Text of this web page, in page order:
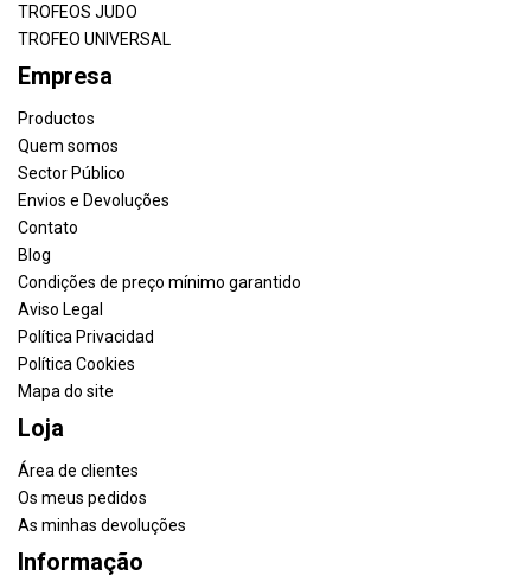
TROFEOS JUDO
TROFEO UNIVERSAL
Empresa
Productos
Quem somos
Sector Público
Envios e Devoluções
Contato
Blog
Condições de preço mínimo garantido
Aviso Legal
Política Privacidad
Política Cookies
Mapa do site
Loja
Área de clientes
Os meus pedidos
As minhas devoluções
Informação